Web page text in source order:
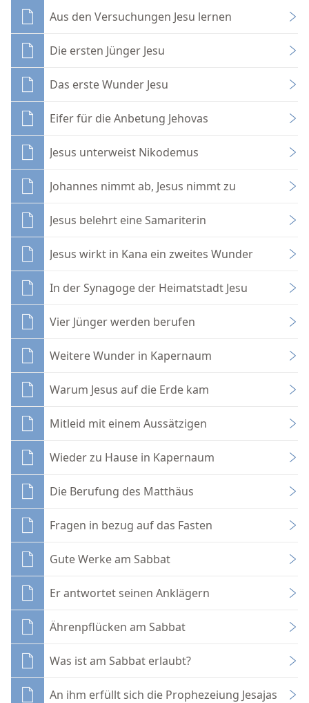
Aus den Versuchungen Jesu lernen
Die ersten Jünger Jesu
Das erste Wunder Jesu
Eifer für die Anbetung Jehovas
Jesus unterweist Nikodemus
Johannes nimmt ab, Jesus nimmt zu
Jesus belehrt eine Samariterin
Jesus wirkt in Kana ein zweites Wunder
In der Synagoge der Heimatstadt Jesu
Vier Jünger werden berufen
Weitere Wunder in Kapernaum
Warum Jesus auf die Erde kam
Mitleid mit einem Aussätzigen
Wieder zu Hause in Kapernaum
Die Berufung des Matthäus
Fragen in bezug auf das Fasten
Gute Werke am Sabbat
Er antwortet seinen Anklägern
Ährenpflücken am Sabbat
Was ist am Sabbat erlaubt?
An ihm erfüllt sich die Prophezeiung Jesajas